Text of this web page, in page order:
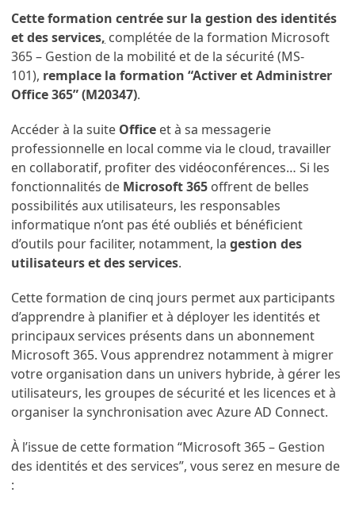
Cette formation centrée sur la gestion des identités
et des services, complétée de la formation Microsoft
365 – Gestion de la mobilité et de la sécurité (MS-
101), remplace la formation “Activer et Administrer
Office 365” (M20347).
Accéder à la suite Office et à sa messagerie
professionnelle en local comme via le cloud, travailler
en collaboratif, profiter des vidéoconférences… Si les
fonctionnalités de Microsoft 365 offrent de belles
possibilités aux utilisateurs, les responsables
informatique n’ont pas été oubliés et bénéficient
d’outils pour faciliter, notamment, lagestion des
utilisateurs et des services.
Cette formation de cinq jours permet aux participants
d’apprendre à planifier et à déployer les identités et
principaux services présents dans un abonnement
Microsoft 365. Vous apprendrez notamment à migrer
votre organisation dans un univers hybride, à gérer les
utilisateurs, les groupes de sécurité et les licences et à
organiser la synchronisation avec Azure AD Connect.
À l’issue de cette formation “Microsoft 365 – Gestion
des identités et des services”, vous serez en mesure de
: